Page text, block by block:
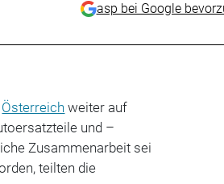
asp bei Google
Österreich weiter auf
und –
Zusammenarbeit sei
teilten die